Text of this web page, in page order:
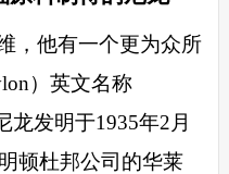
，他有一个更为众所
）英文名称
龙发明于1935年2月
顿杜邦公司的华莱